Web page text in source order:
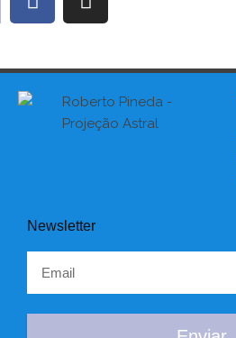
Newsletter